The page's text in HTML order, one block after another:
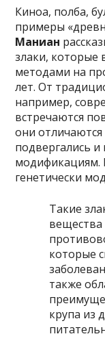
Киноа, полба,
примеры
Маниан
злаки,
методами на
лет. От
например,
встречаются
они
подвергались
модификациям.
генетически
Такие
которые
также
крупа из